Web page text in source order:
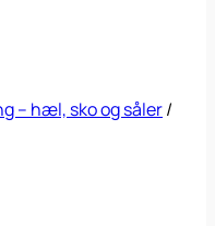
– hæl, sko og såler/